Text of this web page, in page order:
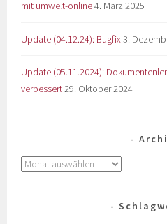
mit umwelt-online4. März 2025
Update (04.12.24): Bugfix 3.
Update (05.11.2024):
verbessert29. Oktober 2024